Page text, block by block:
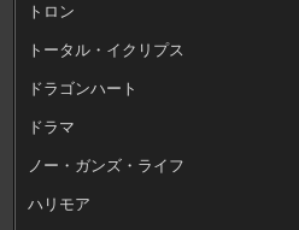
トロン
トータル・イクリプス
ドラゴンハート
ドラマ
ノー・ガンズ・ライフ
ハリモア